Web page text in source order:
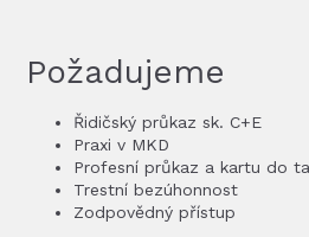
Požadujeme
Řidičský průkaz sk. C+E
Praxi v MKD
Profesní průkaz a kartu do
Trestní bezúhonnost
Zodpovědný přístup